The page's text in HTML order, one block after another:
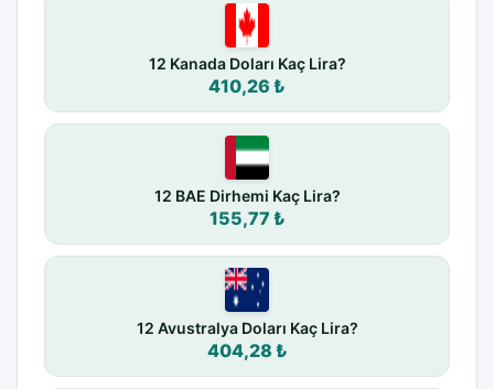
12 Kanada Doları Kaç Lira?
410,26 ₺
12 BAE Dirhemi Kaç Lira?
155,77 ₺
12 Avustralya Doları Kaç Lira?
404,28 ₺